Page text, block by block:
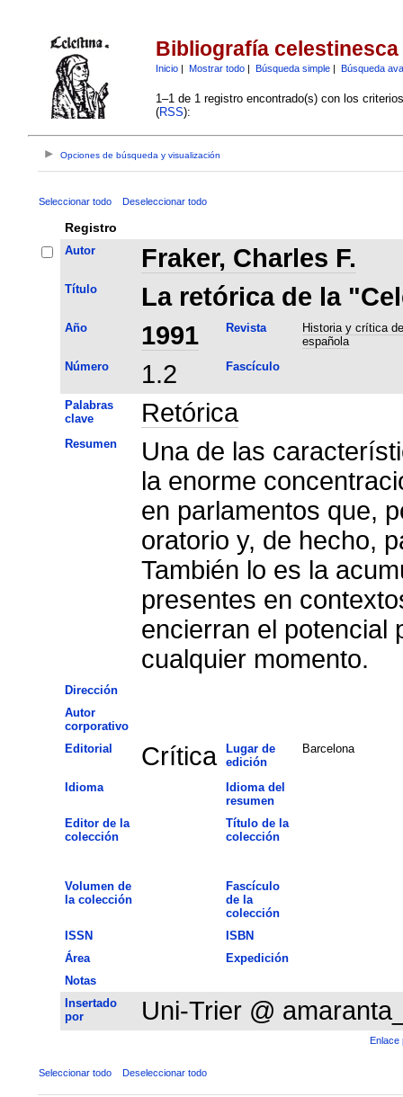
Bibliografía celestinesca
Inicio| Mostrar todo| Búsqueda simple| Búsqueda
1–1 de 1 registro encontrado(s) con los
(RSS):
Opciones de búsqueda y visualización
Seleccionar todo Deseleccionar todo
Registro
Autor Fraker, Charles F.
Título La retórica de la
Año 1991 Revista
Historia y crítica
española
Número
1.2 Fascículo
Palabras
clave
Retórica
Resumen
Una de las
la enorme
en parlamentos que,
oratorio y, de hecho,
También lo es la
presentes en
encierran el potencial
cualquier momento.
Dirección
Autor
corporativo
Editorial
Crítica
Lugar de
edición
Barcelona
Idioma
Idioma del
resumen
Editor de la
colección
Título de la
colección
Volumen de
la colección
Fascículo
de la
colección
ISSN
ISBN
Área
Expedición
Notas
Insertado
por
Uni-Trier @
Enlace
Seleccionar todo Deseleccionar todo